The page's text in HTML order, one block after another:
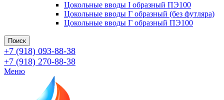
Цокольные вводы I образный ПЭ100
Цокольные вводы Г образный (без футляра)
Цокольные вводы Г образный ПЭ100
Поиск
+7 (918) 093-88-38
+7 (918) 270-88-38
Меню